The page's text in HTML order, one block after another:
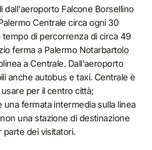
dall'aeroporto Falcone Borsellino
Centrale circa ogni 30
tempo di percorrenza di circa 49
ferma a Palermo Notarbartolo
a Centrale. Dall'aeroporto
anche autobus e taxi. Centrale è
per il centro città;
una fermata intermedia sulla linea
una stazione di destinazione
parte dei visitatori.